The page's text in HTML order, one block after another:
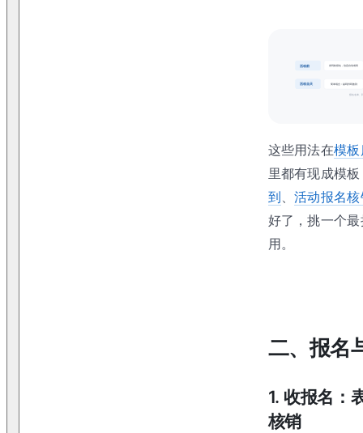
这些用法在模
里都有现成模
到、活动报名
好了，挑一个
用。
二、报名
1. 收报名：
核销